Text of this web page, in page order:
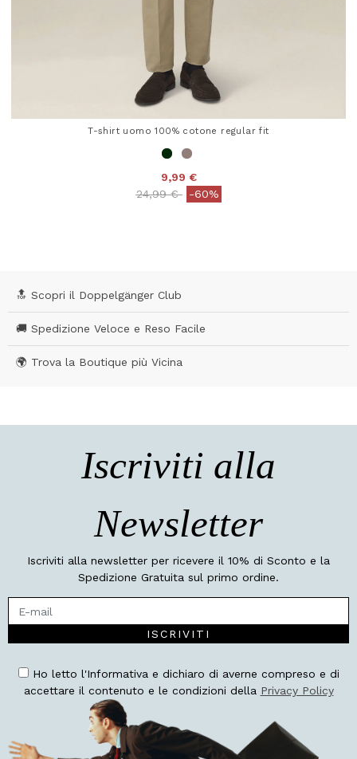
T-shirt uomo 100% cotone regular fit
9,99 €
Price reduced from
24,99 €to-60%
🔝 Scopri il Doppelgänger Club
🚚 Spedizione Veloce e Reso Facile
🌍 Trova la Boutique più Vicina
Iscriviti alla
Newsletter
Iscriviti alla newsletter per ricevere il 10% di Sconto e la
Spedizione Gratuita sul primo ordine.
ISCRIVITI
Ho letto l'Informativa e dichiaro di averne compreso e di
accettare il contenuto e le condizioni della Privacy Policy